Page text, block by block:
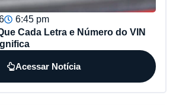
6:45 pm
Cada Letra e Número do VIN
Acessar Notícia